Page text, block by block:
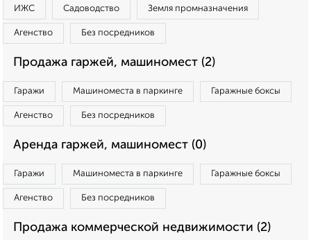
ИЖС Садоводство Земля промназначения
Агенство Без посредников
Продажа гаржей, машиномест (2)
Гаражи Машиноместа в паркинге Гаражные боксы
Агенство Без посредников
Аренда гаржей, машиномест (0)
Гаражи Машиноместа в паркинге Гаражные боксы
Агенство Без посредников
Продажа коммерческой недвижимости (2)